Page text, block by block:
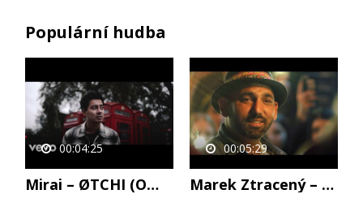
Populární hudba
00:04:25
Mirai – ØTCHI (Official Music Video)
00:05:29
Marek Ztracený – Dvě láhve vína (Lajlalalaj) (oficiální video)